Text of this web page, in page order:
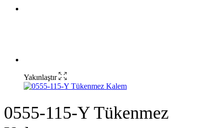
Yakınlaştır
0555-115-Y Tükenmez